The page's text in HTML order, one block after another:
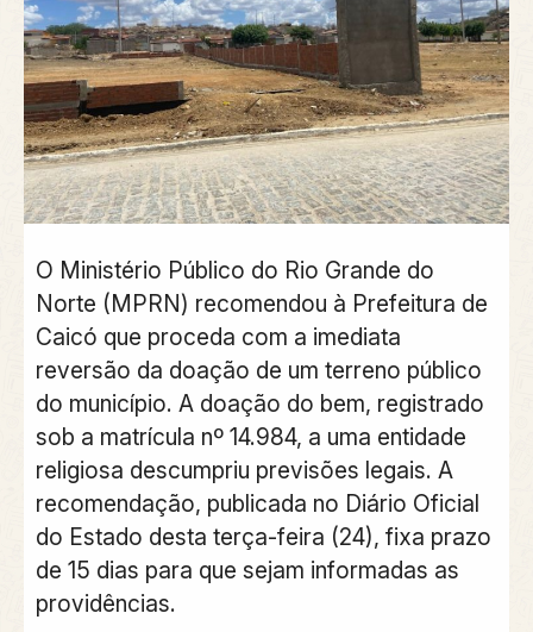
O Ministério Público do Rio Grande do
Norte (MPRN) recomendou à Prefeitura de
Caicó que proceda com a imediata
reversão da doação de um terreno público
do município. A doação do bem, registrado
sob a matrícula nº 14.984, a uma entidade
religiosa descumpriu previsões legais. A
recomendação, publicada no Diário Oficial
do Estado desta terça-feira (24), fixa prazo
de 15 dias para que sejam informadas as
providências.